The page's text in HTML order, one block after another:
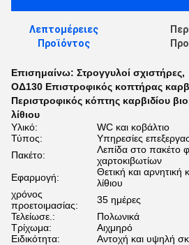
Λεπτομέρειες
Προϊόντος
Επισημαίνω: Στρογγυλοί σχιστήρες,
ΟΔ130 Επιστροφικός κοπτήρας
Περιστροφικός κόπτης καρβιδίου
λίθιου
Υλικό:
WC και κοβάλτιο
Τύπος:
Υπηρεσίες
Πακέτο:
Λεπίδα στο πακέτο
χαρτοκιβωτίων
Εφαρμογή:
Θετική και
λίθιου
χρόνος
προετοιμασίας:
35 ημέρες
Τελείωσε.:
Πολωνικά
Τρίχωμα:
Αιχμηρό
Ειδικότητα:
Αντοχή και υψηλή